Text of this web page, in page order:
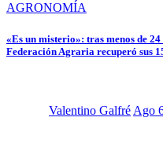
AGRONOMÍA
«Es un misterio»: tras menos de
Federación Agraria recuperó sus
Valentino Galfré Ago